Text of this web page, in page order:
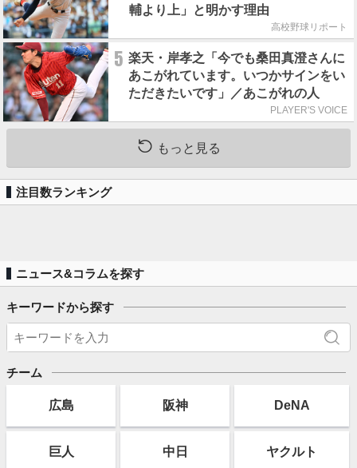
輔より上」と明かす理由
高校野球リポート
5 楽天・岸孝之「今でも桑田真澄さんに
あこがれています。いつかサインをい
ただきたいです」／あこがれの人
PLAYER'S VOICE
もっと見る
注目数ランキング
ニュース&コラムを探す
キーワードから探す
チーム
広島 阪神 DeNA
巨人 中日 ヤクルト